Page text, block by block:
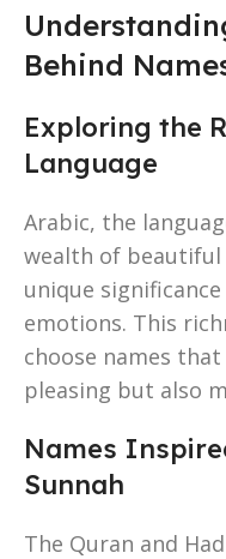
Behind
Exploring the
Language
Arabic, the
wealth of beautiful
unique
emotions. This
choose names
pleasing but also
Names
Sunnah
The Quran and